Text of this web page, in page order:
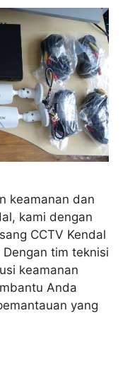
keamanan dan
kami dengan
CCTV Kendal
tim teknisi
keamanan
Anda
yang